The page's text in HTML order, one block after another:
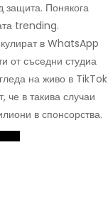
защита. Понякога
trending.
в WhatsApp
от съседни студиа
на живо в TikTok
че в такива случаи
в спонсорства.